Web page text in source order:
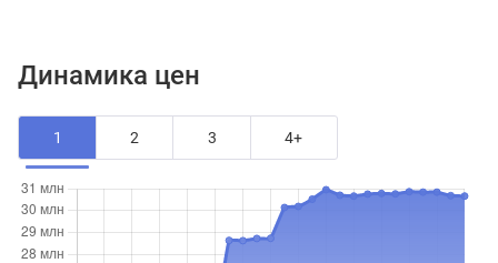
Динамика цен
1 2 3 4+